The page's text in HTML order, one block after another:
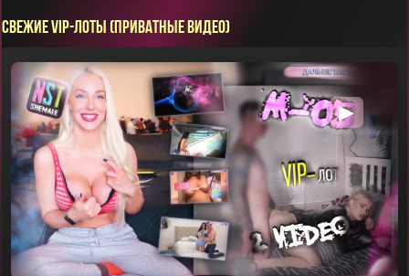
СВЕЖИЕ VIP-ЛОТЫ (ПРИВАТНЫЕ ВИДЕО)
▶